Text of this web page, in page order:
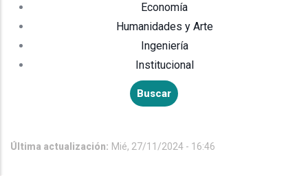
Economía
Humanidades y Arte
Ingeniería
Institucional
Última actualización: Mié, 27/11/2024 - 16:46